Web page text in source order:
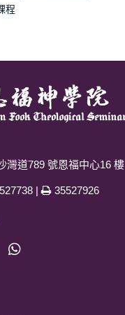
程
灣道789 號恩福中心16 樓
| 35527926